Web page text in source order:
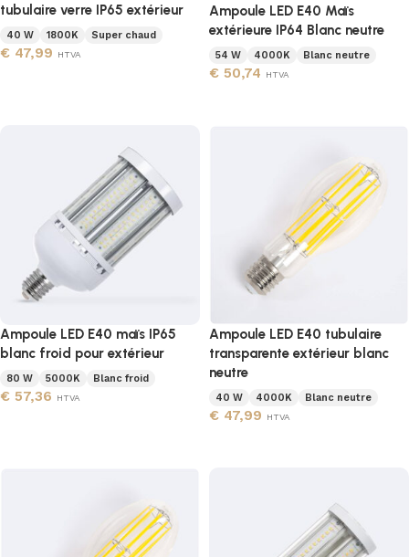
tubulaire verre IP65 extérieur
40 W 1800K Super chaud
€ 47,99 HTVA
Ampoule LED E40 Maïs
extérieure IP64 Blanc neutre
54 W 4000K Blanc neutre
€ 50,74 HTVA
Ampoule LED E40 maïs IP65
blanc froid pour extérieur
80 W 5000K Blanc froid
€ 57,36 HTVA
Ampoule LED E40 tubulaire
transparente extérieur blanc
neutre
40 W 4000K Blanc neutre
€ 47,99 HTVA